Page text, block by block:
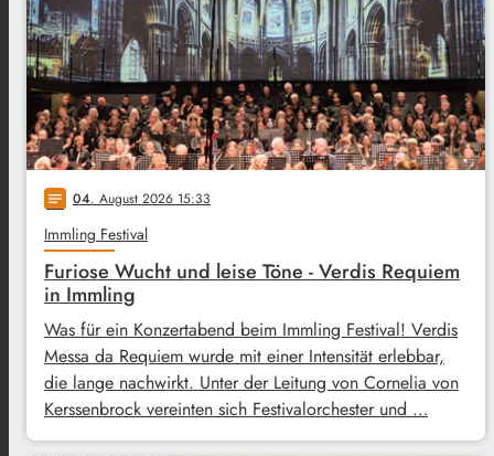
notes 04. August 2026 15:33
Immling Festival
Furiose Wucht und leise Töne - Verdis Requiem
in Immling
Was für ein Konzertabend beim Immling Festival! Verdis
Messa da Requiem wurde mit einer Intensität erlebbar,
die lange nachwirkt. Unter der Leitung von Cornelia von
Kerssenbrock vereinten sich Festivalorchester und …